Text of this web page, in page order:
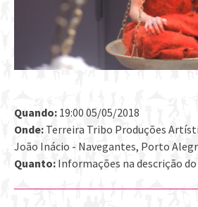
Quando: 19:00 05/05/2018
Onde: Terreira Tribo Produções
João Inácio - Navegantes, Porto
Quanto: Informações na descrição